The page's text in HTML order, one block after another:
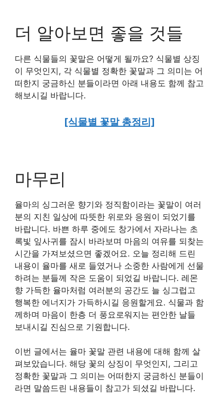
더 알아보면 좋을 것들
다른 식물들의 꽃말은 어떻게 될까요? 식물별 상징
이 무엇인지, 각 식물별 정확한 꽃말과 그 의미는 어
떠한지 궁금하신 분들이라면 아래 내용도 함께 참고
해보시길 바랍니다.
[식물별 꽃말 총정리]
마무리
율마의 싱그러운 향기와 정직함이라는 꽃말이 여러
분의 지친 일상에 따뜻한 위로와 응원이 되었기를
바랍니다. 바쁜 하루 중에도 창가에서 자라나는 초
록빛 잎사귀를 잠시 바라보며 마음의 여유를 되찾는
시간을 가져보셨으면 좋겠어요. 오늘 정리해 드린
내용이 율마를 새로 들였거나 소중한 사람에게 선물
하려는 분들께 작은 도움이 되었길 바랍니다. 레몬
향 가득한 율마처럼 여러분의 공간도 늘 싱그럽고
행복한 에너지가 가득하시길 응원할게요. 식물과 함
께하며 마음이 한층 더 풍요로워지는 편안한 날들
보내시길 진심으로 기원합니다.
이번 글에서는 율마 꽃말 관련 내용에 대해 함께 살
펴보았습니다. 해당 꽃의 상징이 무엇인지, 그리고
정확한 꽃말과 그 의미는 어떠한지 궁금하신 분들이
라면 말씀드린 내용들이 참고가 되셨길 바랍니다.